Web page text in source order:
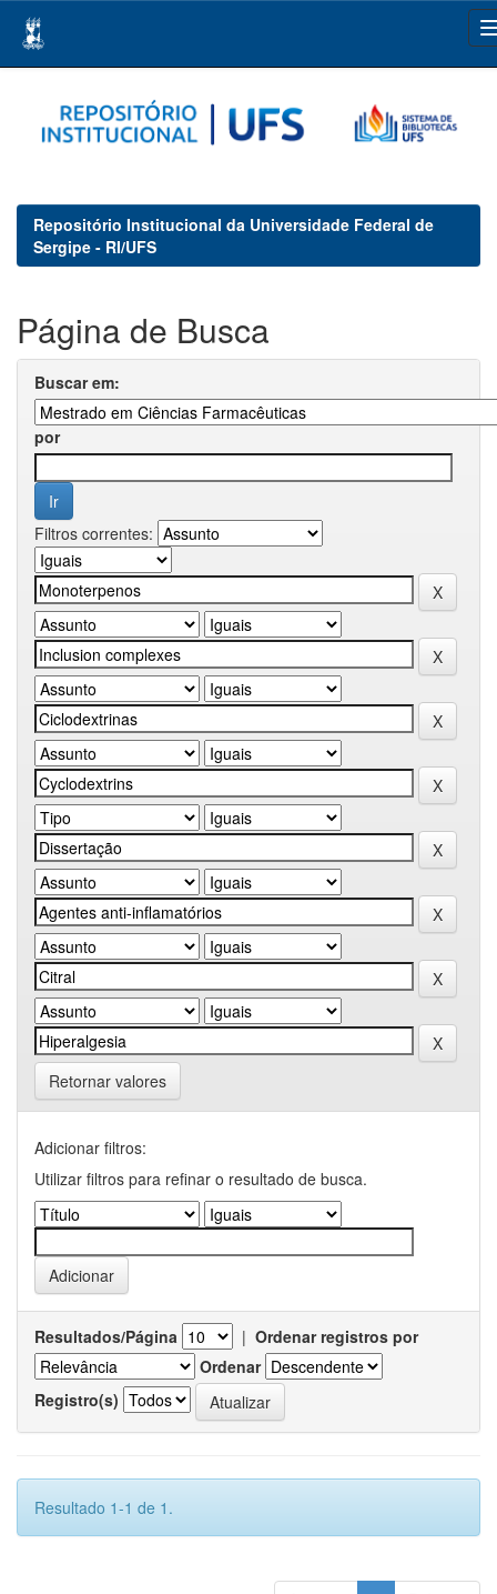
navigation
Repositório Institucional da Universidade Federal de
Sergipe - RI/UFS
Página de Busca
Buscar em:
por
Filtros correntes:
Retornar valores
Adicionar filtros:
Utilizar filtros para refinar o resultado de busca.
Resultados/Página | Ordenar registros por
Ordenar
Registro(s)
Resultado 1-1 de 1.